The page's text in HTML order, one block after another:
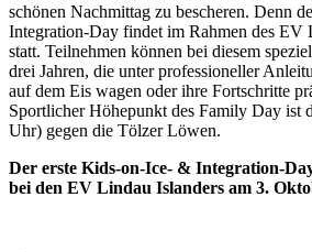
schönen Nachmittag zu bescheren. Denn
Integration-Day findet im Rahmen des EV
statt. Teilnehmen können bei diesem
drei Jahren, die unter professioneller
auf dem Eis wagen oder ihre Fortschritte
Sportlicher Höhepunkt des Family Day ist
Uhr) gegen die Tölzer Löwen.
Der erste Kids-on-Ice- & Integration-
bei den EV Lindau Islanders am 3.